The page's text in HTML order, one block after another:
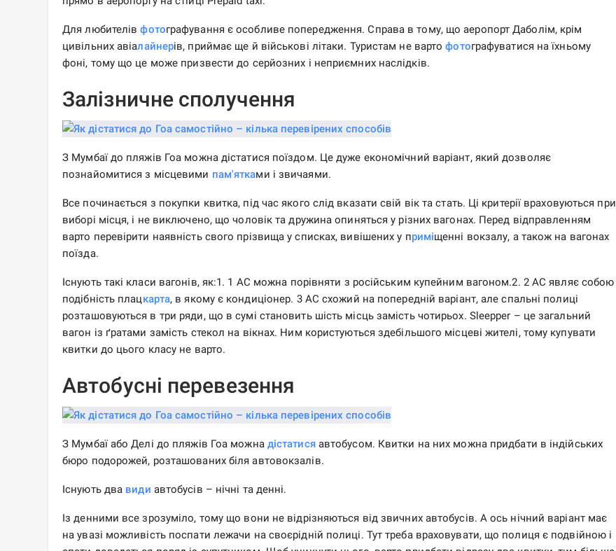
Для любителівфотографування є особливе попередження. Справа в тому, що аеропорт Даболім, крім
цивільних авіалайнерів, приймає ще й військові літаки. Туристам не вартофотографуватися на їхньому
фоні, тому що це може призвести до серйозних і неприємних наслідків.
Залізничне сполучення
З Мумбаї до пляжів Гоа можна дістатися поїздом. Це дуже економічний варіант, який дозволяє
познайомитися з місцевими пам'ятками і звичаями.
Все починається з покупки квитка, під час якого слід вказати свій вік та стать. Ці критерії враховуються при
виборі місця, і не виключено, що чоловік та дружина опиняться у різних вагонах. Перед відправленням
варто перевірити наявність свого прізвища у списках, вивішених у приміщенні вокзалу, а також на вагонах
поїзда.
Існують такі класи вагонів, як:1. 1 AC можна порівняти з російським купейним вагоном.2. 2 АС являє собою
подібність плацкарта, в якому є кондиціонер. 3 АС схожий на попередній варіант, але спальні полиці
розташовуються в три ряди, що в сумі становить шість місць замість чотирьох. Sleepper – це загальний
вагон із ґратами замість стекол на вікнах. Ним користуються здебільшого місцеві жителі, тому купувати
квитки до цього класу не варто.
Автобусні перевезення
З Мумбаї або Делі до пляжів Гоа можна дістатисяавтобусом. Квитки на них можна придбати в індійських
бюро подорожей, розташованих біля автовокзалів.
Існують два види автобусів – нічні та денні.
Із денними все зрозуміло, тому що вони не відрізняються від звичних автобусів. А ось нічний варіант має
на увазі можливість поспати лежачи на своєрідній полиці. Тут треба враховувати, що полиця є подвійною і